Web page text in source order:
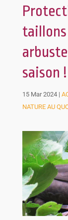
taillons
saison !
15 Mar 2024|
NATURE AU